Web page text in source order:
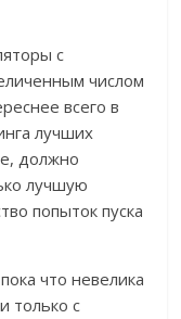
с
числом
всего в
лучших
должно
лучшую
попыток пуска
что невелика
только с